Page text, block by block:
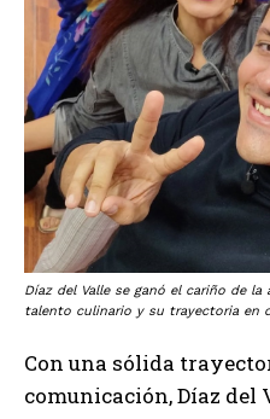
Díaz del Valle se ganó el cariño de
talento culinario y su trayectoria en
Con una sólida
comunicación, Díaz del